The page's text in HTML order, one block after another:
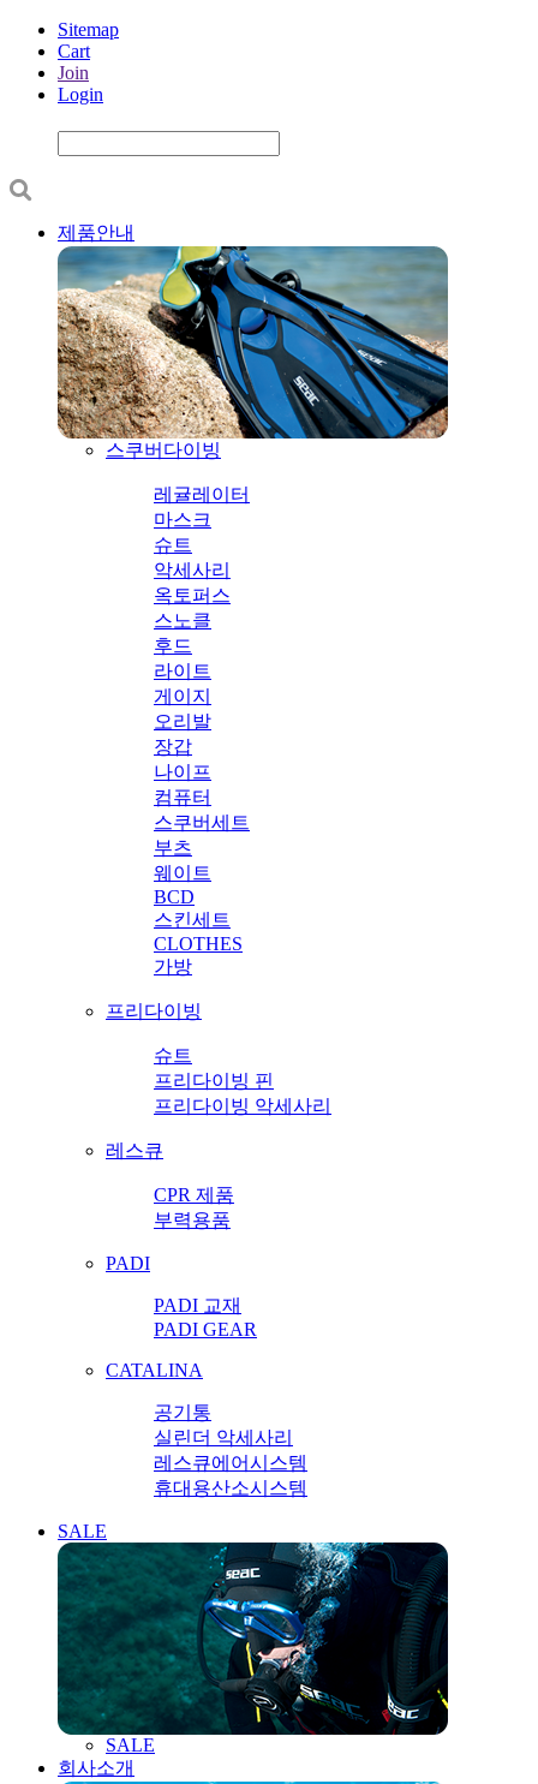
Sitemap
Cart
Join
Login
제품안내
스쿠버다이빙
레귤레이터
마스크
슈트
악세사리
옥토퍼스
스노클
후드
라이트
게이지
오리발
장갑
나이프
컴퓨터
스쿠버세트
부츠
웨이트
BCD
스킨세트
CLOTHES
가방
프리다이빙
슈트
프리다이빙 핀
프리다이빙 악세사리
레스큐
CPR 제품
부력용품
PADI
PADI 교재
PADI GEAR
CATALINA
공기통
실린더 악세사리
레스큐에어시스템
휴대용산소시스템
SALE
SALE
회사소개